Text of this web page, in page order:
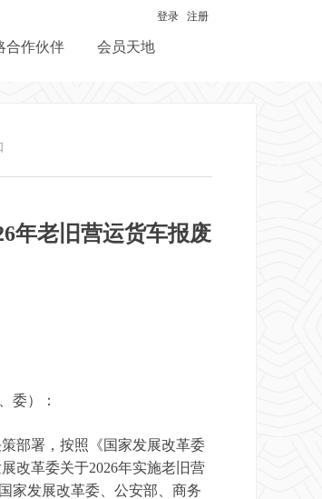
合作伙伴 会员天地
登录 注册
年老旧营运货车报废
委）：
部署，按照《国家发展改革委
改革委关于2026年实施老旧营
家发展改革委、公安部、商务